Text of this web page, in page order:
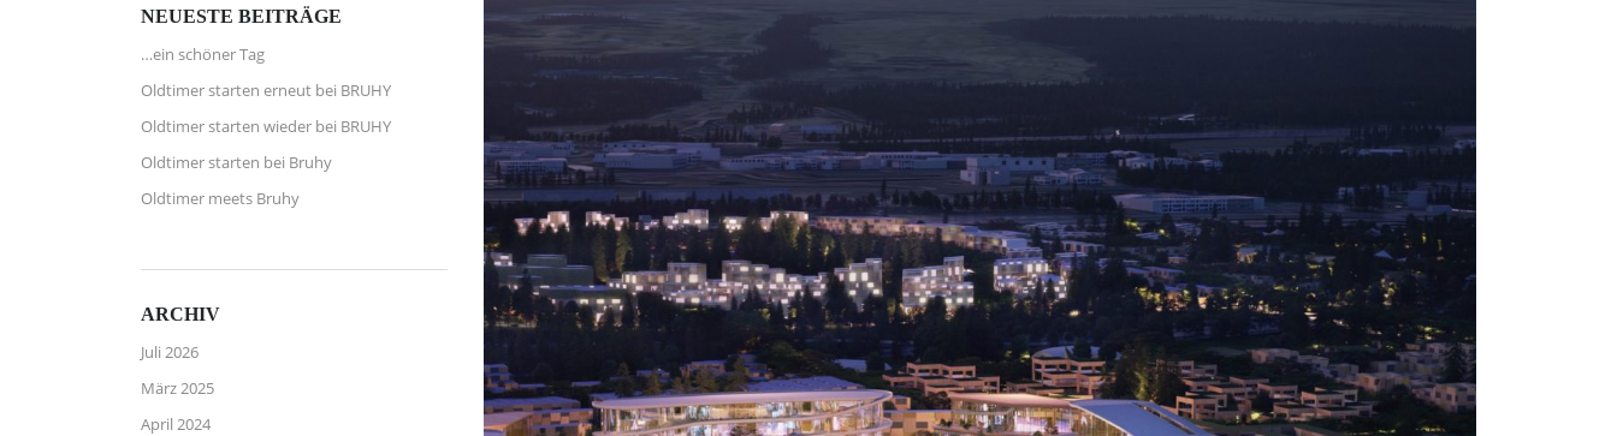
NEUESTE BEITRÄGE
…ein schöner Tag
Oldtimer starten erneut bei BRUHY
Oldtimer starten wieder bei BRUHY
Oldtimer starten bei Bruhy
Oldtimer meets Bruhy
ARCHIV
Juli 2026
März 2025
April 2024